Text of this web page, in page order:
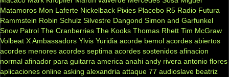
Matamoros Mon Laferte Nickelback Pixies Placebo R5 Radio Futura
Rammstein Robin Schulz Silvestre Dangond Simon and Garfunkel
Snow Patrol The Cranberries The Kooks Thomas Rhett Tim McGraw
Volbeat X Ambassadors Ylvis Yuridia acorde bemol acordes abiertos
acordes menores acordes septima acordes sostenidos afinacion
normal afinador para guitarra america anahi andy rivera antonio flores
aplicaciones online asking alexandria attaque 77 audioslave beatriz